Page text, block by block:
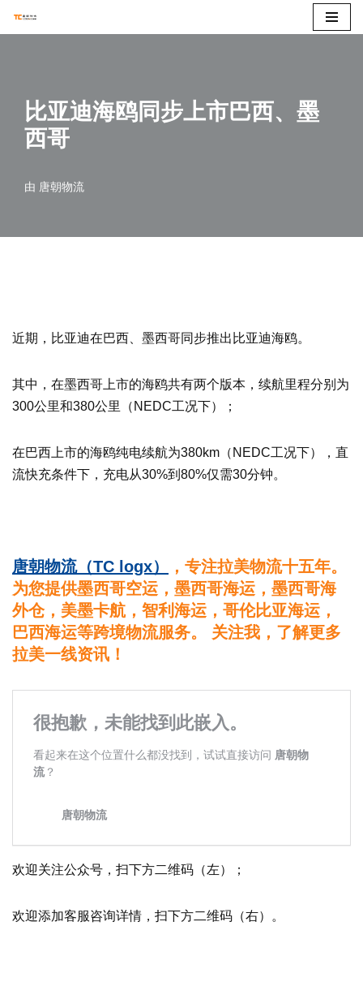
比亚迪海鸥同步上市巴西、墨
西哥
由 唐朝物流
近期，比亚迪在巴西、墨西哥同步推出比亚迪海鸥。
其中，在墨西哥上市的海鸥共有两个版本，续航里程分别为
300公里和380公里（NEDC工况下）；
在巴西上市的海鸥纯电续航为380km（NEDC工况下），直
流快充条件下，充电从30%到80%仅需30分钟。
唐朝物流（TC logx）
，专注拉美物流十五年。
为您提供墨西哥空运，墨西哥海运，墨西哥海
外仓，美墨卡航，智利海运，哥伦比亚海运，
巴西海运等跨境物流服务。 关注我，了解更多
拉美一线资讯！
欢迎关注公众号，扫下方二维码（左）；
欢迎添加客服咨询详情，扫下方二维码（右）。